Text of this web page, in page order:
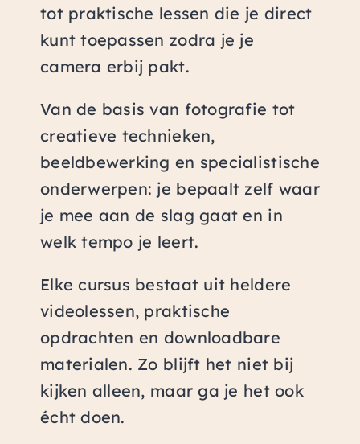
tot praktische lessen die je direct
kunt toepassen zodra je je
camera erbij pakt.
Van de basis van fotografie tot
creatieve technieken,
beeldbewerking en specialistische
onderwerpen: je bepaalt zelf waar
je mee aan de slag gaat en in
welk tempo je leert.
Elke cursus bestaat uit heldere
videolessen, praktische
opdrachten en downloadbare
materialen. Zo blijft het niet bij
kijken alleen, maar ga je het ook
écht doen.